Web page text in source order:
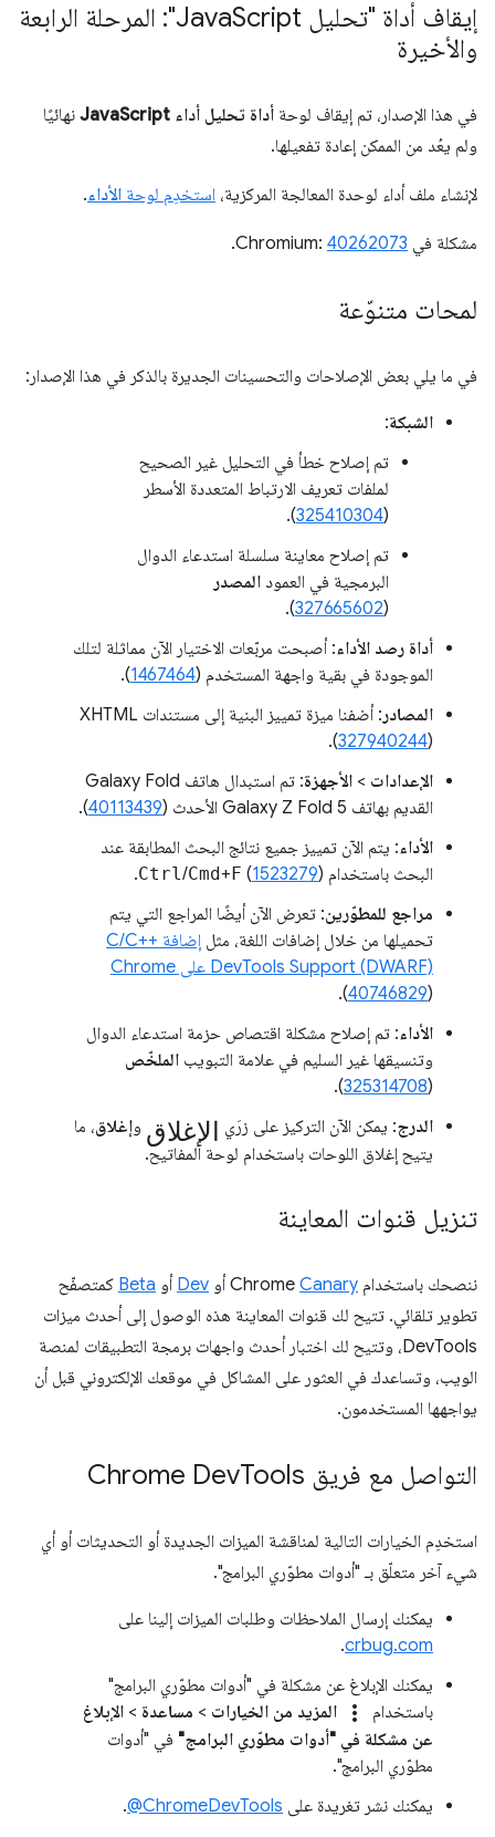
إيقاف أداة "تحليل Java
Script": المرحلة الرابعة
والأخيرة
في هذا الإصدار، تم إيقاف لوحة أداة تحليل أداء JavaScript
نهائيًا
ولم يعُد من الممكن إعادة تفعيلها.
لإنشاء ملف أداء لوحدة المعالجة المركزية، استخدِم لوحة الأداء.
مشكلة في Chromium: 40262073
.
لمحات متنوّعة
في ما يلي بعض الإصلاحات والتحسينات الجديرة بالذكر في هذا الإصدار:
الشبكة:
تم إصلاح خطأ في التحليل غير الصحيح
لملفات تعريف الارتباط المتعددة الأسطر
(
325410304
).
تم إصلاح معاينة سلسلة استدعاء الدوال
البرمجية في العمود المصدر
(
327665602
).
أداة رصد الأداء: أصبحت مربّعات الاختيار الآن مماثلة لتلك
الموجودة في بقية واجهة المستخدم (1467464
).
المصادر
: أضفنا ميزة تمييز البنية إلى مستندات XHTML
(327940244).
الإعدادات > الأجهزة
: تم استبدال هاتف Galaxy Fold
القديم بهاتف Galaxy Z Fold 5 الأحدث (
40113439
).
الأداء: يتم الآن تمييز جميع نتائج البحث المطابقة عند
البحث باستخدام
Ctrl/Cmd+ F (1523279).
مراجع للمطوّرين: تعرض الآن أيضًا المراجع التي يتم
تحميلها من خلال إضافات اللغة، مثل
إضافة C/C++
DevTools Support (DWARF) على Chrome
(40746829).
الأداء: تم إصلاح مشكلة اقتصاص حزمة استدعاء الدوال
وتنسيقها غير السليم في علامة التبويب الملخّص
(
325314708
).
الدرج: يمكن الآن التركيز على زرَي الإغلاق وإغلاق، ما
يتيح إغلاق اللوحات باستخدام لوحة المفاتيح.
تنزيل قنوات المعاينة
ننصحك باستخدام Chrome Canary أو Dev أو Beta كمتصفّح
تطوير تلقائي. تتيح لك قنوات المعاينة هذه الوصول إلى أحدث ميزات
DevTools، وتتيح لك اختبار أحدث واجهات برمجة التطبيقات لمنصة
الويب، وتساعدك في العثور على المشاكل في موقعك الإلكتروني قبل أن
يواجهها المستخدمون.
التواصل مع فريق Chrome Dev Tools
استخدِم الخيارات التالية لمناقشة الميزات الجديدة أو التحديثات أو أي
شيء آخر متعلّق بـ "أدوات مطوّري البرامج".
يمكنك إرسال الملاحظات وطلبات الميزات إلينا على
crbug.com
.
يمكنك الإبلاغ عن مشكلة في "أدوات مطوّري البرامج"
باستخدام
more_vert المزيد من الخيارات > مساعدة > الإبلاغ
عن مشكلة في "أدوات مطوّري البرامج" في "أدوات
مطوّري البرامج".
يمكنك نشر تغريدة على ‎@ChromeDevTools
.